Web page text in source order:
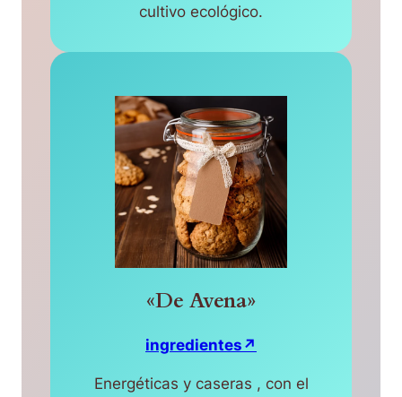
cultivo ecológico.
«De Avena»
ingredientes↗
Energéticas y caseras , con el